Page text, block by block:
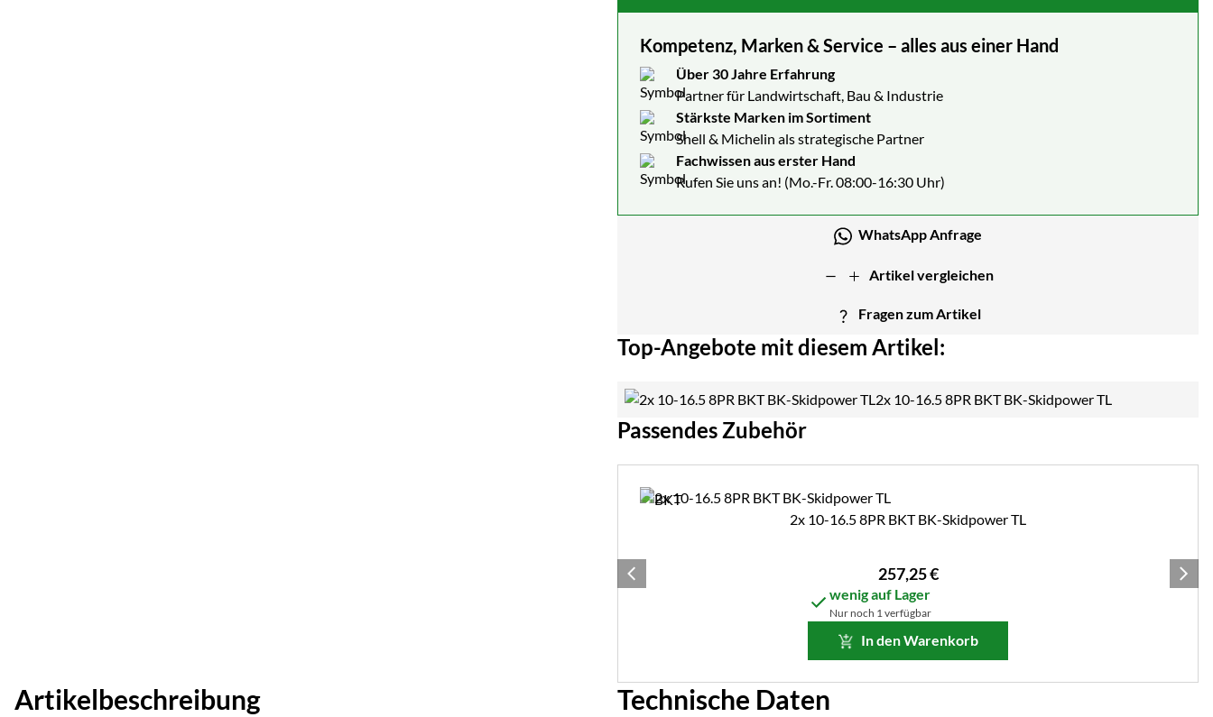
Kompetenz, Marken & Service – alles aus einer Hand
Über 30 Jahre Erfahrung
Partner für Landwirtschaft, Bau & Industrie
Stärkste Marken im Sortiment
Shell & Michelin als strategische Partner
Fachwissen aus erster Hand
Rufen Sie uns an! (Mo.-Fr. 08:00-16:30 Uhr)
WhatsApp Anfrage
Artikel vergleichen
Fragen zum Artikel
Top-Angebote mit diesem Artikel:
2x 10-16.5 8PR BKT BK-Skidpower TL
Passendes Zubehör
Zubehör überspringen
2x 10-16.5 8PR BKT BK-Skidpower TL
257,25€
wenig auf Lager
Nur noch 1 verfügbar
In den Warenkorb
Artikelbeschreibung Technische Daten